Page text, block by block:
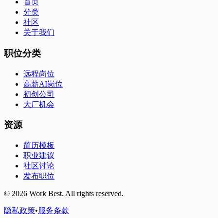
首页
分类
社区
关于我们
职位分类
远程岗位
高薪AI岗位
初创公司
大厂机会
资源
简历模板
职业建议
社区讨论
发布职位
© 2026 Work Best. All rights reserved.
隐私政策•服务条款